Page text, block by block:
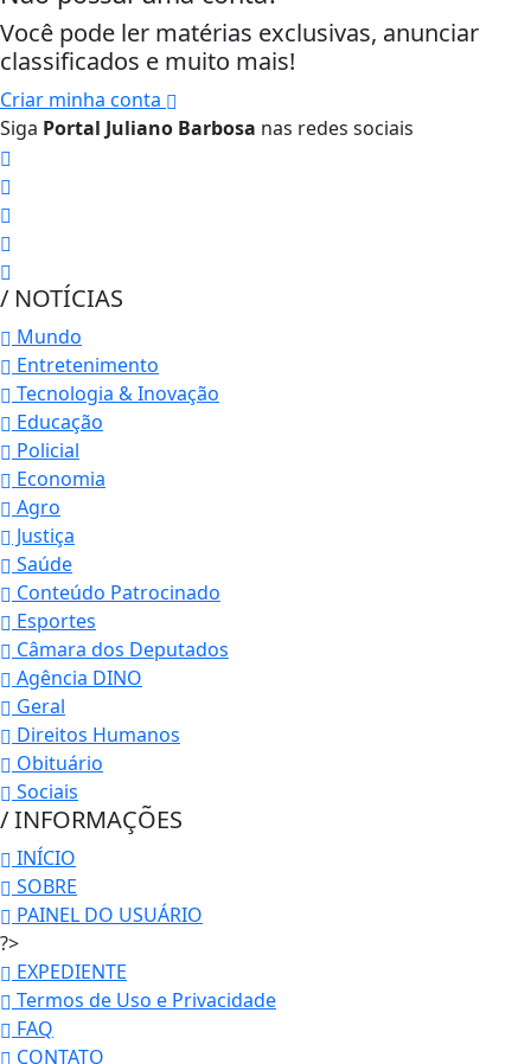
Você pode ler matérias exclusivas, anunciar
classificados e muito mais!
Criar minha conta
Siga Portal Juliano Barbosa nas redes sociais
/ NOTÍCIAS
Mundo
Entretenimento
Tecnologia & Inovação
Educação
Policial
Economia
Agro
Justiça
Saúde
Conteúdo Patrocinado
Esportes
Câmara dos Deputados
Agência DINO
Geral
Direitos Humanos
Obituário
Sociais
/ INFORMAÇÕES
INÍCIO
SOBRE
PAINEL DO USUÁRIO
?>
EXPEDIENTE
Termos de Uso e Privacidade
FAQ
CONTATO